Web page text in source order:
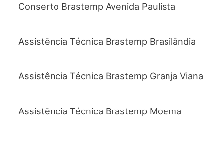
Conserto Brastemp Avenida Paulista
Assistência Técnica Brastemp Brasilândia
Assistência Técnica Brastemp Granja Viana
Assistência Técnica Brastemp Moema